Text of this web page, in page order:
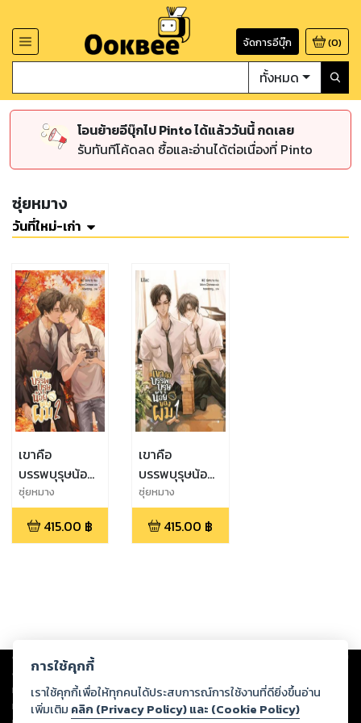
จัดการอีบุ๊ก (0)
ทั้งหมด
โอนย้ายอีบุ๊กไป Pinto ได้แล้ววันนี้ กดเลย
รับทันทีโค้ดลด ซื้อและอ่านได้ต่อเนื่องที่ Pinto
ซุ่ยหมาง
วันที่ใหม่-เก่า
เขาคือ
บรรพบุรุษน้อย
ของผม 2
ซุ่ยหมาง
415.00 ฿
เขาคือ
บรรพบุรุษน้อย
ของผม 1
ซุ่ยหมาง
415.00 ฿
Copyright © 2026
ต่อผลงานหรือเนื้อหาใดที่อัปโหลดผ่านเว็บไซต์และปรากฏว่าละเมิดสิทธิใน
ทรัพย์สินทางปัญญาของบุคคลอื่นหรือขัดต่อกฎหมายและศีลธรรม ดังนั้น ผู้อ่าน
ทุกท่านโปรดใช้วิจารณญาณในการกลั่นกรองด้วยตนเอง และหากท่านพบว่าส่วน
การใช้คุกกี้
เราใช้คุกกี้เพื่อให้ทุกคนได้ประสบการณ์การใช้งานที่ดียิ่งขึ้นอ่าน
เพิ่มเติม คลิก (Privacy Policy) และ (Cookie Policy)